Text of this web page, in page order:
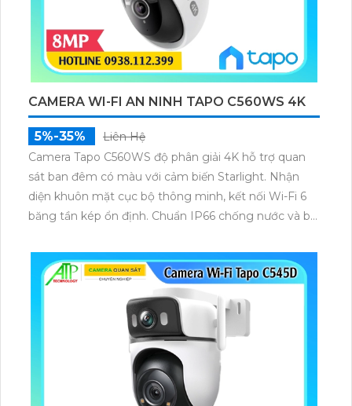
CAMERA WI-FI AN NINH TAPO C560WS 4K
5%-35%
Liên Hệ
Camera Tapo C560WS độ phân giải 4K hỗ trợ quan
sát ban đêm có màu với cảm biến Starlight. Nhận
diện khuôn mặt cục bộ thông minh, kết nối Wi-Fi 6
băng tần kép ổn định. Chuẩn IP66 chống nước và bụi
mây.